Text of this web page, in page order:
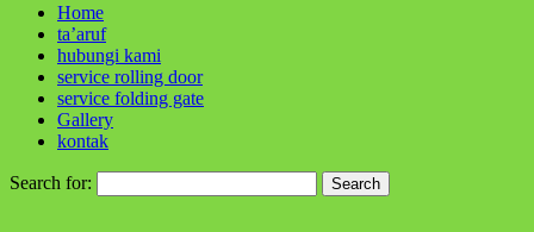
Home
ta’aruf
hubungi kami
service rolling door
service folding gate
Gallery
kontak
Search for: